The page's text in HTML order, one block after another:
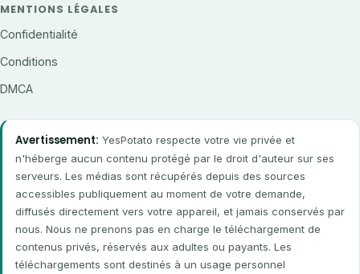
MENTIONS LÉGALES
Confidentialité
Conditions
DMCA
Avertissement: YesPotato respecte votre vie privée et
n'héberge aucun contenu protégé par le droit d'auteur sur ses
serveurs. Les médias sont récupérés depuis des sources
accessibles publiquement au moment de votre demande,
diffusés directement vers votre appareil, et jamais conservés par
nous. Nous ne prenons pas en charge le téléchargement de
contenus privés, réservés aux adultes ou payants. Les
téléchargements sont destinés à un usage personnel